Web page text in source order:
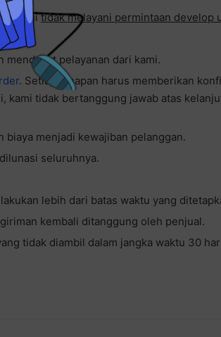
, kamitidak melayani permintaan develop
mendapat pelayanan dari kami.
. Setiap tahapan harus memberikan
tidak bertanggung jawab atas
biaya menjadi kewajiban pelanggan.
seluruhnya.
lebih dari batas waktu yang
kembali ditanggung oleh penjual.
tidak diambil dalam jangka waktu 30